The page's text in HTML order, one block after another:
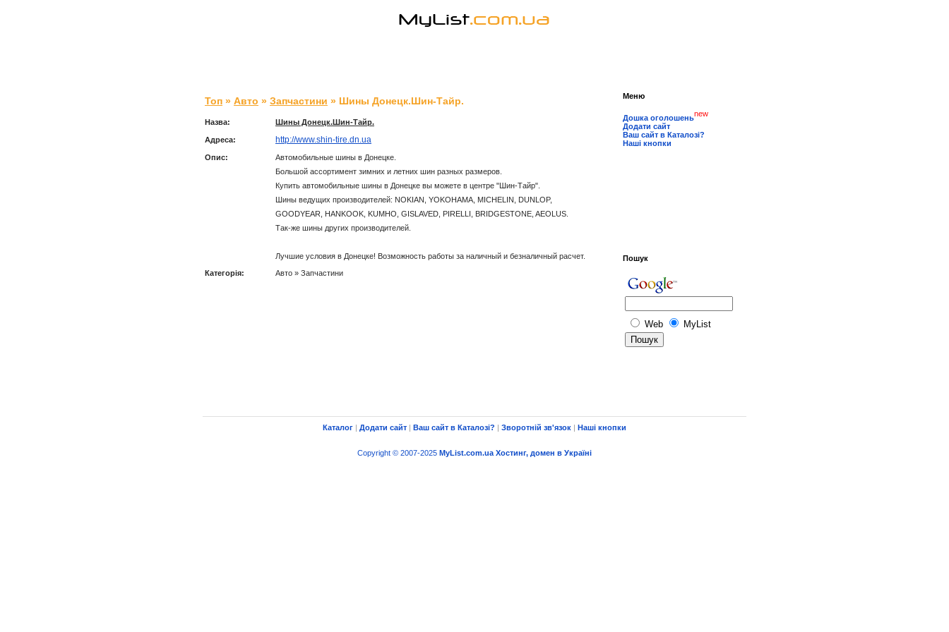
Топ » Авто » Запчастини » Шины Донецк.Шин-Тайр.
Назва: Шины Донецк.Шин-Тайр.
Адреса: http://www.shin-tire.dn.ua
Опис:
Автомобильные шины в Донецке.
Большой ассортимент зимних и летних шин разных размеров.
Купить автомобильные шины в Донецке вы можете в центре "Шин-Тайр".
Шины ведущих производителей: NOKIAN, YOKOHAMA, MICHELIN, DUNLOP,
GOODYEAR, HANKOOK, KUMHO, GISLAVED, PIRELLI, BRIDGESTONE, AEOLUS.
Так-же шины других производителей.
Лучшие условия в Донецке! Возможность работы за наличный и безналичный расчет.
Категорія:
Авто » Запчастини
Меню
Дошка оголошень
new
Додати сайт
Ваш сайт в Каталозі?
Наші кнопки
Пошук
Web MyList
Каталог | Додати сайт | Ваш сайт в Каталозі? | Зворотній зв'язок | Наші кнопки
Copyright © 2007-2025 MyList.com.ua Хостинг, домен в Україні